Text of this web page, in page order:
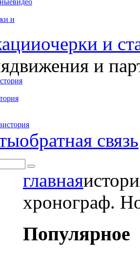
видео
и
очерки и
движения и
история
обратная связь
главная
хронограф.
Популярное